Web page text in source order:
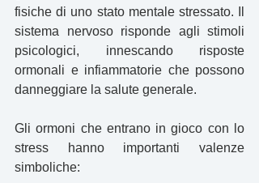
fisiche di uno stato mentale stressato. Il
sistema nervoso risponde agli stimoli
psicologici, innescando risposte
ormonali e infiammatorie che possono
danneggiare la salute generale.
Gli ormoni che entrano in gioco con lo
stress hanno importanti valenze
simboliche: